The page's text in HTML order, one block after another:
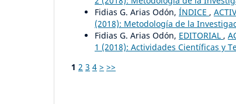
Fidias G. Arias Odón, ÍNDICE ,
(2018): Metodología de la
Fidias G. Arias Odón, EDITORIAL ,
1 (2018): Actividades Científicas y
1 2 3 4 > >>